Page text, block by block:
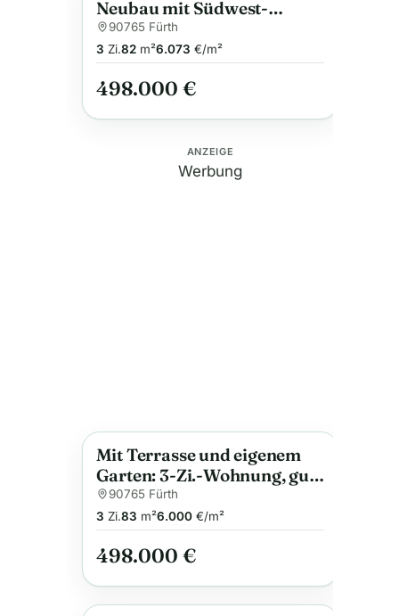
Neubau mit Südwest-
Balkon, Markise, hell und
freundlich, Bad mit Fenster,
Abstellraum, u.v.m.,
Effizienz A+
90765 Fürth
3 Zi.82m²6.073 €/m²
498.000 €
ANZEIGE
Werbung
Anzeige
Mit Terrasse und eigenem
Garten: 3-Zi.-Wohnung, gute
Lage in FÜ-Poppenreuth,
nahe IKEA, mit Top-
Ausstattung und Anschluss
für E-Auto
90765 Fürth
3 Zi.83 m²6.000€/m²
498.000 €